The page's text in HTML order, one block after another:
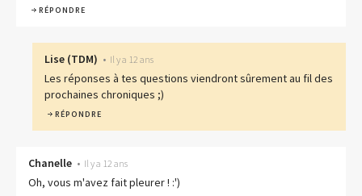
RÉPONDRE
Lise (TDM) • Il y a 12 ans
Les réponses à tes questions viendront sûrement au fil des
prochaines chroniques ;)
RÉPONDRE
Chanelle • Il y a 12 ans
Oh, vous m'avez fait pleurer ! :')